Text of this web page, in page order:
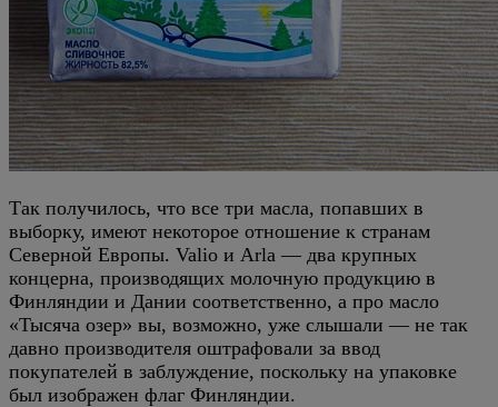
Так получилось, что все три масла, попавших в
выборку, имеют некоторое отношение к странам
Северной Европы. Valio и Arla — два крупных
концерна, производящих молочную продукцию в
Финляндии и Дании соответственно, а про масло
«Тысяча озер» вы, возможно, уже слышали — не так
давно производителя оштрафовали за ввод
покупателей в заблуждение, поскольку на упаковке
был изображен флаг Финляндии.